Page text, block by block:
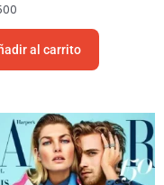
al carrito